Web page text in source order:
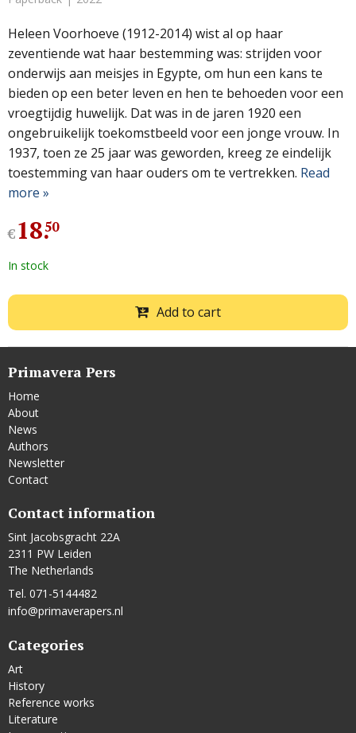
Heleen Voorhoeve (1912-2014) wist al op haar
zeventiende wat haar bestemming was: strijden voor
onder­wijs aan meisjes in Egypte, om hun een kans te
bieden op een beter leven en hen te behoeden voor een
vroegtijdig huwelijk. Dat was in de jaren 1920 een
ongebruikelijk toekomstbeeld voor een jonge vrouw. In
1937, toen ze 25 jaar was geworden, kreeg ze eindelijk
toestemming van haar ouders om te vertrekken. Read
more »
€18.
50
In stock
Add to cart
Primavera Pers
Home
About
News
Authors
Newsletter
Contact
Contact information
Sint Jacobsgracht 22A
2311 PW Leiden
The Netherlands
Tel. 071-5144482
info@primaverapers.nl
Categories
Art
History
Reference works
Literature